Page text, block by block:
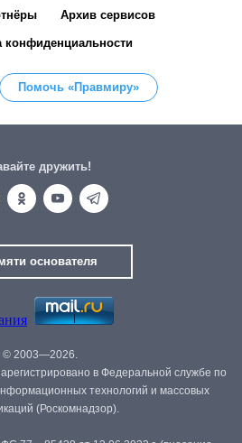
Архив сервисов
конфиденциальности
Помочь «Правмиру»
дружить!
основателя
© 2003—2026.
в Федеральной службе по
технологий и массовых
(Роскомнадзор).